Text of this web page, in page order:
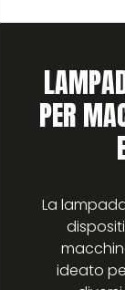
PER
La
ideato